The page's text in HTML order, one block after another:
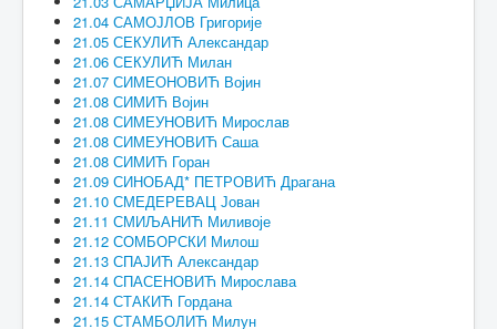
21.04 САМОЈЛОВ Григорије
21.05 СЕКУЛИЋ Александар
21.06 СЕКУЛИЋ Милан
21.07 СИМЕОНОВИЋ Војин
21.08 СИМИЋ Војин
21.08 СИМЕУНОВИЋ Мирослав
21.08 СИМЕУНОВИЋ Саша
21.08 СИМИЋ Горан
21.09 СИНОБАД* ПЕТРОВИЋ Драгана
21.10 СМЕДЕРЕВАЦ Јован
21.11 СМИЉАНИЋ Миливоје
21.12 СОМБОРСКИ Милош
21.13 СПАЈИЋ Александар
21.14 СПАСЕНОВИЋ Мирослава
21.14 СТАКИЋ Гордана
21.15 СТАМБОЛИЋ Милун